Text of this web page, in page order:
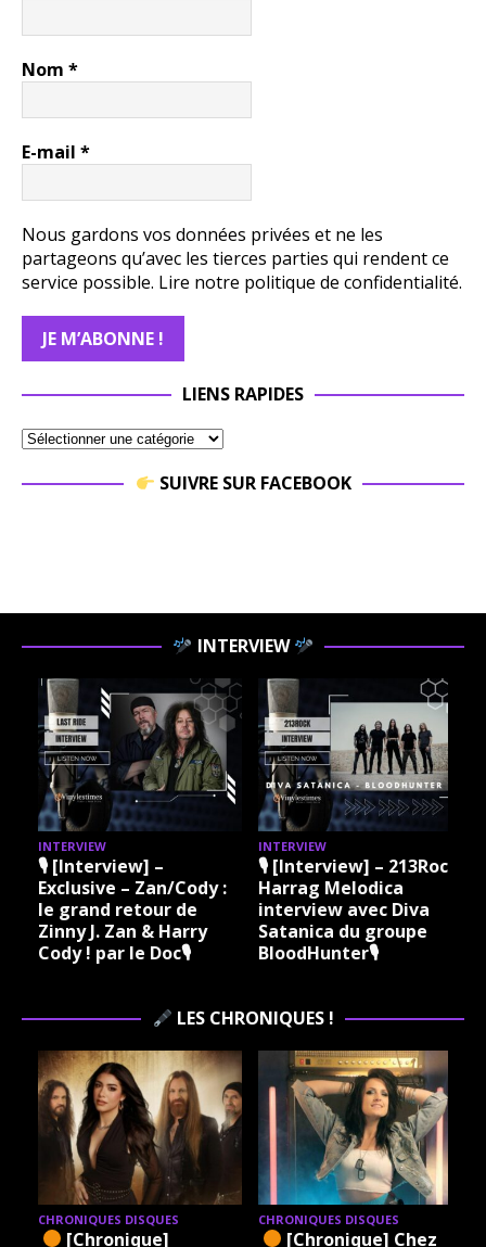
Nom *
E-mail *
Nous gardons vos données privées et ne les
partageons qu’avec les tierces parties qui rendent ce
service possible. Lire notre politique de confidentialité.
LIENS RAPIDES
SUIVRE SUR FACEBOOK
INTERVIEW
INTERVIEW
🎙 [Interview] –
Exclusive – Zan/Cody :
le grand retour de
Zinny J. Zan & Harry
Cody ! par le Doc🎙
INTERVIEW
🎙 [Interview] – 213Rock
Harrag Melodica
interview avec Diva
Satanica du groupe
BloodHunter🎙
LES CHRONIQUES !
CHRONIQUES DISQUES
[Chronique]
CHRONIQUES DISQUES
[Chronique] Chez